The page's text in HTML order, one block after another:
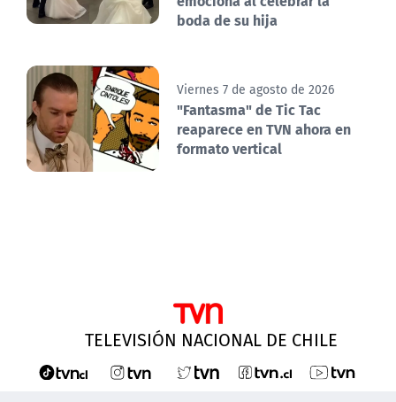
boda de su hija
Viernes 7 de agosto de 2026
"Fantasma" de Tic Tac
reaparece en TVN ahora en
formato vertical
TELEVISIÓN NACIONAL DE CHILE